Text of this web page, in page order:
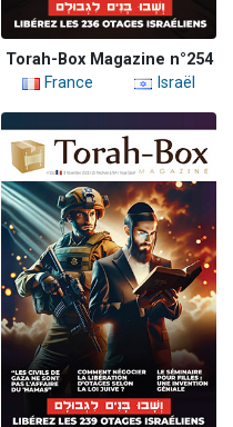
Torah-Box Magazine n°254
France
Israël